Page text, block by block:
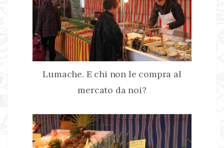
Lumache. E chi non le compra al
mercato da noi?